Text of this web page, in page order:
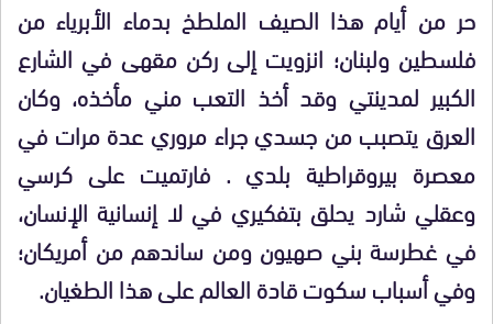
حر من أيام هذا الصيف الملطخ بدماء الأبرياء من
فلسطين ولبنان؛ انزويت إلى ركن مقهى في الشارع
الكبير لمدينتي وقد أخذ التعب مني مأخذه، وكان
العرق يتصبب من جسدي جراء مروري عدة مرات في
معصرة بيروقراطية بلدي . فارتميت على كرسي
وعقلي شارد يحلق بتفكيري في لا إنسانية الإنسان،
في غطرسة بني صهيون ومن ساندهم من أمريكان؛
وفي أسباب سكوت قادة العالم على هذا الطغيان.